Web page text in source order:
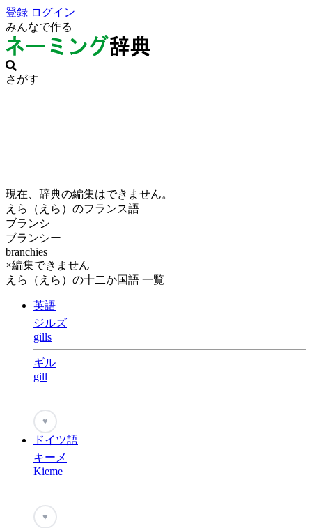
登録 ログイン
みんなで作る
さがす
現在、辞典の編集はできません。
えら（えら）のフランス語
ブランシ
ブランシー
branchies
×編集できません
えら（えら）の十二か国語 一覧
英語
ジルズ
gills
ギル
gill
♥
ドイツ語
キーメ
Kieme
♥